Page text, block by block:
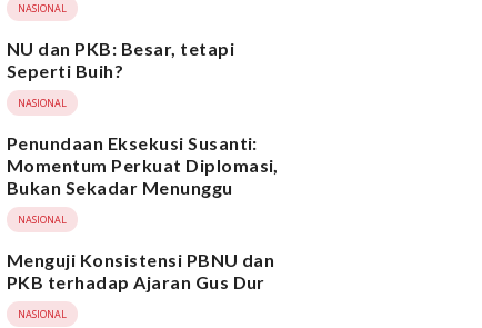
NASIONAL
NU dan PKB: Besar, tetapi
Seperti Buih?
NASIONAL
Penundaan Eksekusi Susanti:
Momentum Perkuat Diplomasi,
Bukan Sekadar Menunggu
NASIONAL
Menguji Konsistensi PBNU dan
PKB terhadap Ajaran Gus Dur
NASIONAL